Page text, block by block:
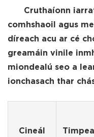
Cruthaíonn
comhshaoil agus
díreach acu ar cé
greamáin vinile
miondealú seo a
ionchasach thar
Cineál